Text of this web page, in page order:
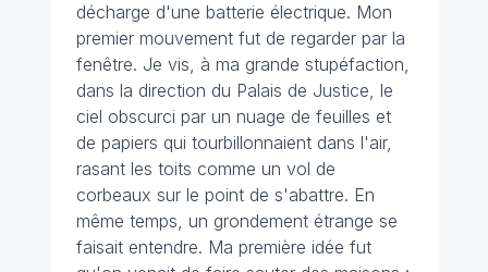
décharge d'une batterie électrique. Mon
premier mouvement fut de regarder par la
fenêtre. Je vis, à ma grande stupéfaction,
dans la direction du Palais de Justice, le
ciel obscurci par un nuage de feuilles et
de papiers qui tourbillonnaient dans l'air,
rasant les toits comme un vol de
corbeaux sur le point de s'abattre. En
même temps, un grondement étrange se
faisait entendre. Ma première idée fut